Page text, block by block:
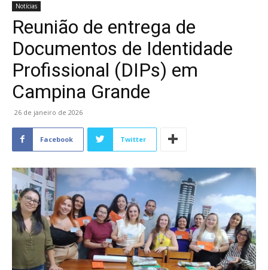
Notícias
Reunião de entrega de
Documentos de Identidade
Profissional (DIPs) em
Campina Grande
26 de janeiro de 2026
Facebook Twitter